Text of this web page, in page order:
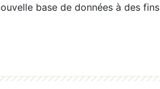
base de données à des fins